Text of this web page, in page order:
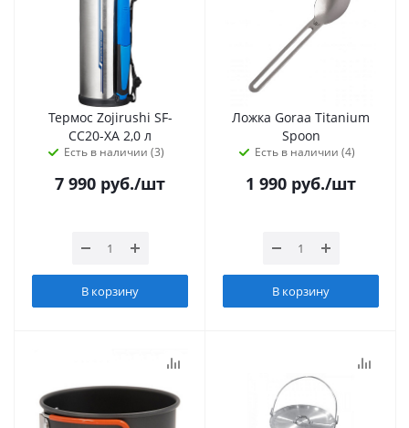
Термос Zojirushi SF-
CC20-XA 2,0 л
Есть в наличии (3)
7 990 руб./шт
В корзину
Ложка Goraa Titanium
Spoon
Есть в наличии (4)
1 990 руб./шт
В корзину